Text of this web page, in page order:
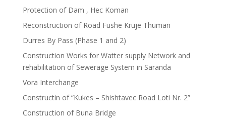
Protection of Dam , Hec Koman
Reconstruction of Road Fushe Kruje Thuman
Durres By Pass (Phase 1 and 2)
Construction Works for Watter supply Network and
rehabilitation of Sewerage System in Saranda
Vora Interchange
Constructin of “Kukes – Shishtavec Road Loti Nr. 2”
Construction of Buna Bridge